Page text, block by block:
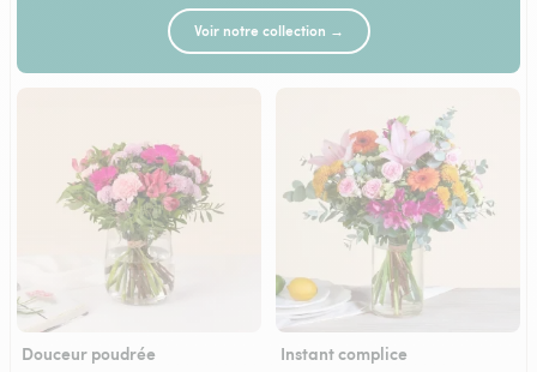
Voir notre collection →
Douceur poudrée Instant complice